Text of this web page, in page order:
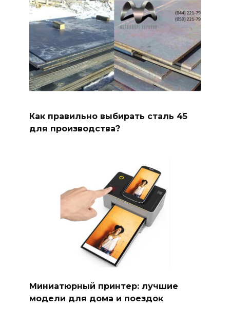
Как правильно выбирать сталь 45
для производства?
Миниатюрный принтер: лучшие
модели для дома и поездок